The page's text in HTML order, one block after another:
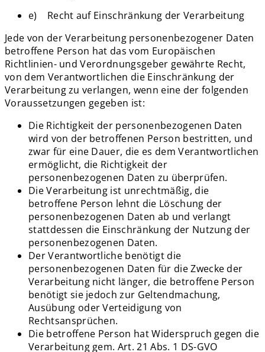
e) Recht auf Einschränkung der Verarbeitung
Jede von der Verarbeitung personenbezogener Daten
betroffene Person hat das vom Europäischen
Richtlinien- und Verordnungsgeber gewährte Recht,
von dem Verantwortlichen die Einschränkung der
Verarbeitung zu verlangen, wenn eine der folgenden
Voraussetzungen gegeben ist:
Die Richtigkeit der personenbezogenen Daten
wird von der betroffenen Person bestritten, und
zwar für eine Dauer, die es dem Verantwortlichen
ermöglicht, die Richtigkeit der
personenbezogenen Daten zu überprüfen.
Die Verarbeitung ist unrechtmäßig, die
betroffene Person lehnt die Löschung der
personenbezogenen Daten ab und verlangt
stattdessen die Einschränkung der Nutzung der
personenbezogenen Daten.
Der Verantwortliche benötigt die
personenbezogenen Daten für die Zwecke der
Verarbeitung nicht länger, die betroffene Person
benötigt sie jedoch zur Geltendmachung,
Ausübung oder Verteidigung von
Rechtsansprüchen.
Die betroffene Person hat Widerspruch gegen die
Verarbeitung gem. Art. 21 Abs. 1 DS-GVO